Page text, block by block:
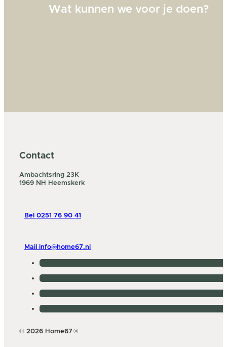
Wat kunnen we voor je doen?
Contact
Ambachtsring 23K
1969 NH Heemskerk
Bel 0251 76 90 41
Mail info@home67.nl
© 2026 Home67 ®